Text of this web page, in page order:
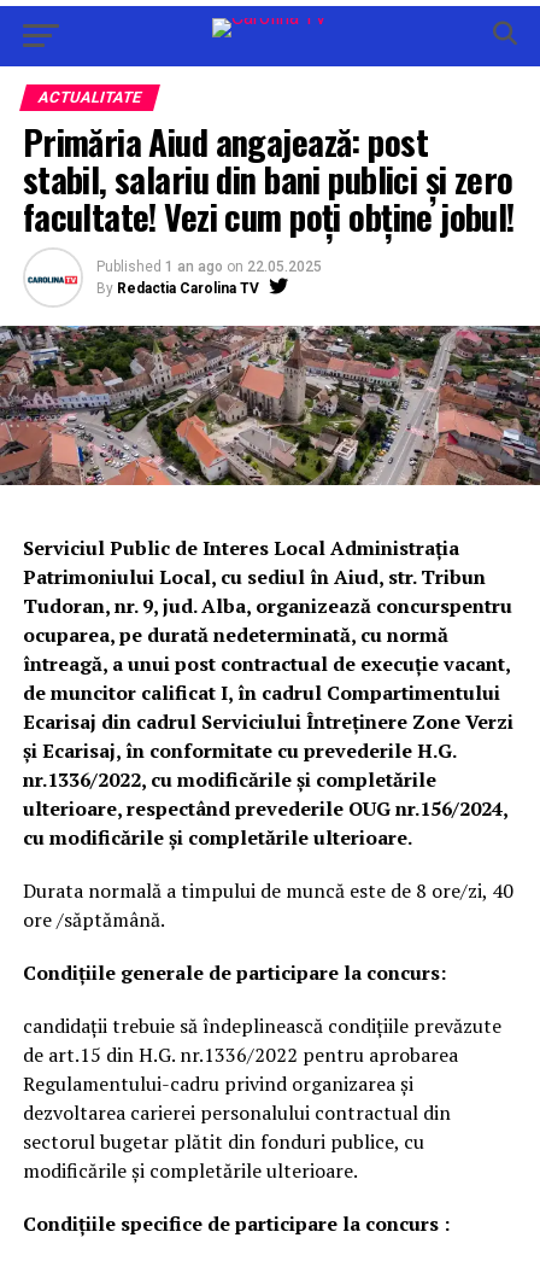
ACTUALITATE
Primăria Aiud angajează: post
stabil, salariu din bani publici și zero
facultate! Vezi cum poți obține jobul!
Published 1 an ago on 22.05.2025
By Redactia Carolina TV
Serviciul Public de Interes Local Administrația
Patrimoniului Local, cu sediul în Aiud, str. Tribun
Tudoran, nr. 9, jud. Alba, organizează concurspentru
ocuparea, pe durată nedeterminată, cu normă
întreagă, a unui post contractual de execuție vacant,
de muncitor calificat I, în cadrul Compartimentului
Ecarisaj din cadrul Serviciului Întreținere Zone Verzi
și Ecarisaj, în conformitate cu prevederile H.G.
nr.1336/2022, cu modificările și completările
ulterioare, respectând prevederile OUG nr.156/2024,
cu modificările și completările ulterioare.
Durata normală a timpului de muncă este de 8 ore/zi, 40
ore /săptămână.
Condiţiile generale de participare la concurs:
candidaţii trebuie să îndeplinească condițiile prevăzute
de art.15 din H.G. nr.1336/2022 pentru aprobarea
Regulamentului-cadru privind organizarea și
dezvoltarea carierei personalului contractual din
sectorul bugetar plătit din fonduri publice, cu
modificările și completările ulterioare.
Condiţiile specifice de participare la concurs :